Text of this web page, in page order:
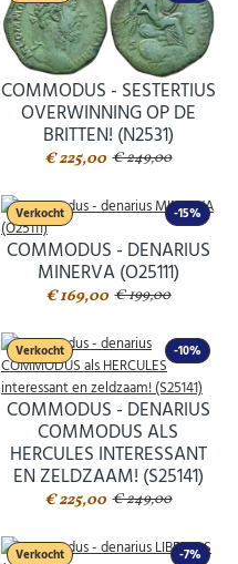
COMMODUS - SESTERTIUS
OVERWINNING OP DE
BRITTEN! (N2531)
€ 225,00 € 249,00
-15%
Verkocht
COMMODUS - DENARIUS
MINERVA (O25111)
€ 169,00 € 199,00
-10%
Verkocht
COMMODUS - DENARIUS
COMMODUS ALS
HERCULES INTERESSANT
EN ZELDZAAM! (S25141)
€ 225,00 € 249,00
-7%
Verkocht